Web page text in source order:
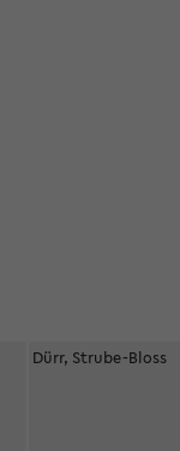
Dürr, Strube-Bloss